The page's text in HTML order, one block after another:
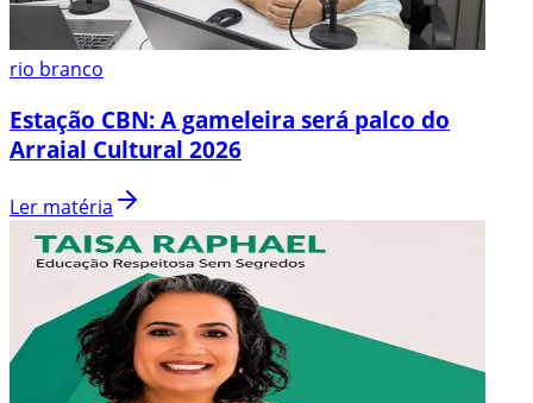
rio branco
Estação CBN: A gameleira será palco do
Arraial Cultural 2026
Ler matéria